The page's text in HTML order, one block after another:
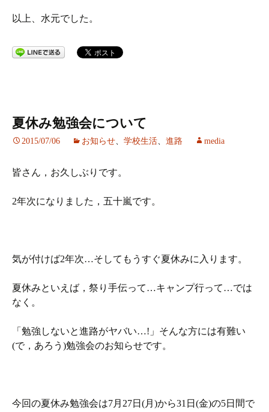
以上、水元でした。
夏休み勉強会について
2015/07/06 お知らせ、 学校生活、 進路 media
皆さん，お久しぶりです。
2年次になりました，五十嵐です。
気が付けば2年次…そしてもうすぐ夏休みに入ります。
夏休みといえば，祭り手伝って…キャンプ行って…では
なく。
「勉強しないと進路がヤバい…!」そんな方には有難い
(で，あろう)勉強会のお知らせです。
今回の夏休み勉強会は7月27日(月)から31日(金)の5日間で